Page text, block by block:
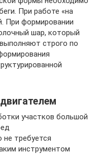
При работе «на
При формировании
шар, который
строго по
участков большой
требуется
инструментом